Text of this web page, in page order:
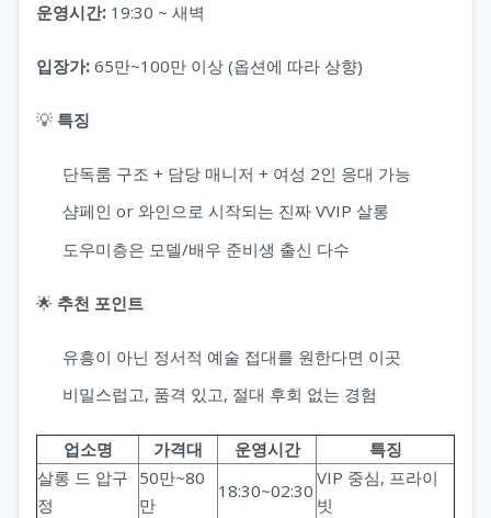
운영시간: 19:30 ~ 새벽
입장가: 65만~100만 이상 (옵션에 따라 상향)
💡 특징
단독룸 구조 + 담당 매니저 + 여성 2인 응대 가능
샴페인 or 와인으로 시작되는 진짜 VVIP 살롱
도우미층은 모델/배우 준비생 출신 다수
🌟 추천 포인트
유흥이 아닌 정서적 예술 접대를 원한다면 이곳
비밀스럽고, 품격 있고, 절대 후회 없는 경험
업소명 가격대 운영시간
특징
살롱 드 압구
정
50만~80
만
18:30~02:30
VIP 중심, 프라이
빗